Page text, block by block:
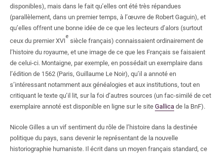
disponibles), mais dans le fait qu’elles ont été très répandues
(parallèlement, dans un premier temps, à l’œuvre de Robert Gaguin), et
qu’elles offrent une bonne idée de ce que les lecteurs d’alors (surtout
ceux du premier XVI
e
siècle français) connaissaient ordinairement de
l’histoire du royaume, et une image de ce que les Français se faisaient
de celui-ci. Montaigne, par exemple, en possédait un exemplaire dans
l’édition de 1562 (Paris, Guillaume Le Noir), qu’il a annoté en
s’intéressant notamment aux généalogies et aux institutions, tout en
critiquant le texte qu’il lit, sur la foi d’autres sources (un fac-similé de cet
exemplaire annoté est disponible en ligne sur le site Gallica de la BnF).
Nicole Gilles a un vif sentiment du rôle de l’histoire dans la destinée
politique du pays, sans devenir le représentant de la nouvelle
historiographie humaniste. Il écrit dans un moyen français standard, ce